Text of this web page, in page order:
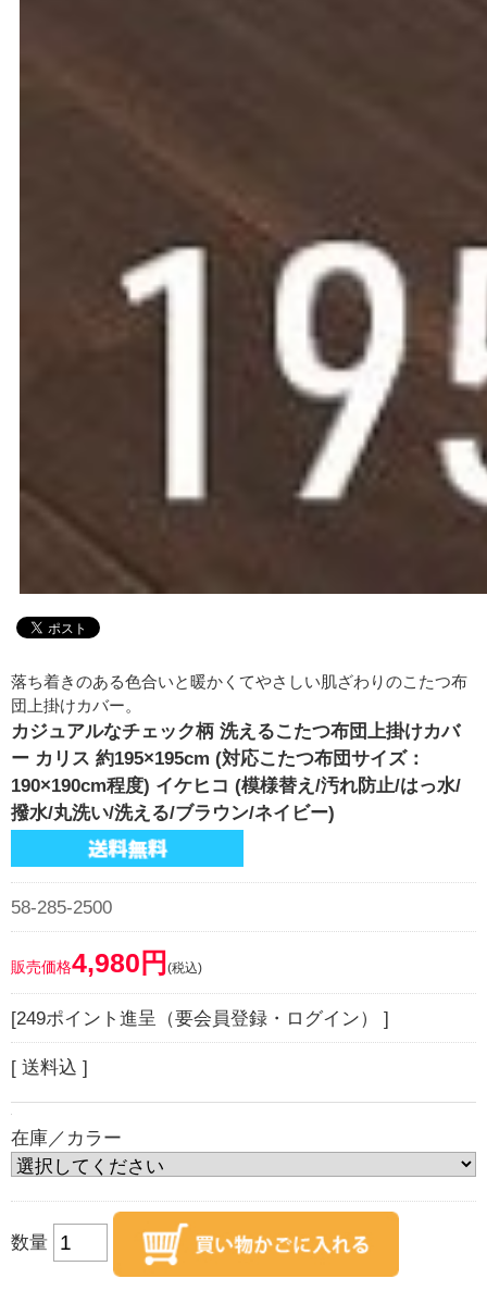
落ち着きのある色合いと暖かくてやさしい肌ざわりのこたつ布
団上掛けカバー。
カジュアルなチェック柄 洗えるこたつ布団上掛けカバ
ー カリス 約195×195cm (対応こたつ布団サイズ：
190×190cm程度) イケヒコ (模様替え/汚れ防止/はっ水/
撥水/丸洗い/洗える/ブラウン/ネイビー)
58-285-2500
販売価格4,980円 (税込)
[249ポイント進呈（要会員登録・ログイン） ]
[ 送料込 ]
在庫／カラー
数量